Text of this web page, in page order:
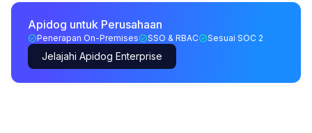
Apidog untuk Perusahaan
Penerapan On-Premises SSO & RBAC Sesuai SOC 2
Jelajahi Apidog Enterprise